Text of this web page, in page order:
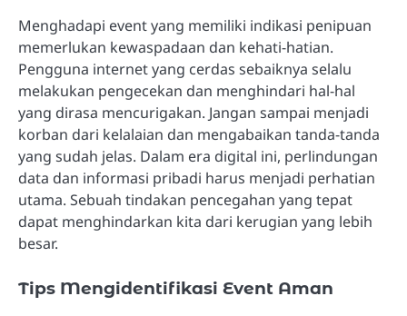
Menghadapi event yang memiliki indikasi penipuan
memerlukan kewaspadaan dan kehati-hatian.
Pengguna internet yang cerdas sebaiknya selalu
melakukan pengecekan dan menghindari hal-hal
yang dirasa mencurigakan. Jangan sampai menjadi
korban dari kelalaian dan mengabaikan tanda-tanda
yang sudah jelas. Dalam era digital ini, perlindungan
data dan informasi pribadi harus menjadi perhatian
utama. Sebuah tindakan pencegahan yang tepat
dapat menghindarkan kita dari kerugian yang lebih
besar.
Tips Mengidentifikasi Event Aman